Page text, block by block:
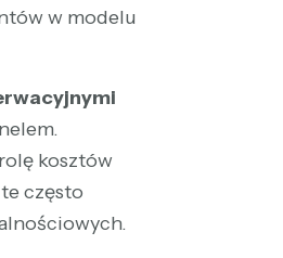
w modelu
kosztów
często